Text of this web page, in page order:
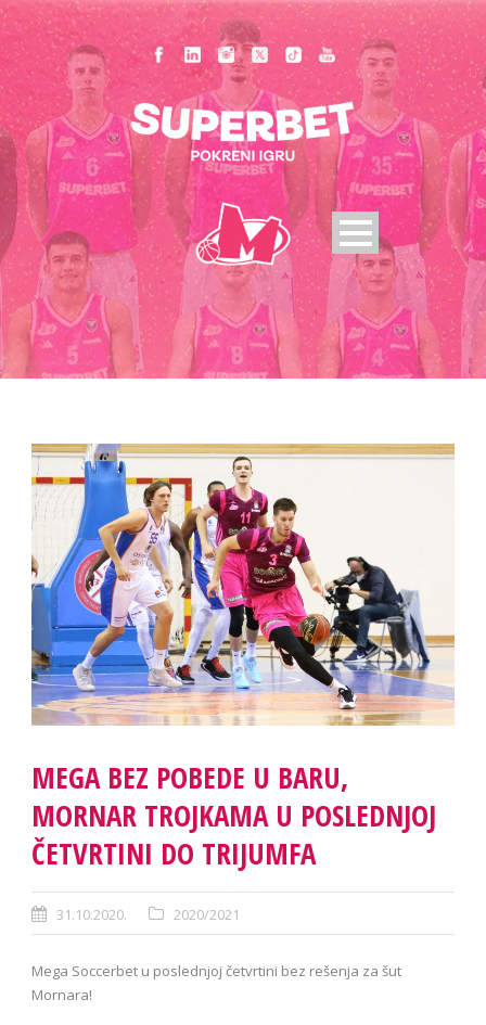
MEGA BEZ POBEDE U BARU,
MORNAR TROJKAMA U POSLEDNJOJ
ČETVRTINI DO TRIJUMFA
31.10.2020. 2020/2021
Mega Soccerbet u poslednjoj četvrtini bez rešenja za šut
Mornara!